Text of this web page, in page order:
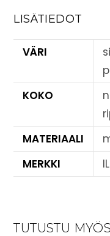
LISÄTIEDOT
VÄRI
KOKO
MATERIAALI
MERKKI
TUTUSTU MYÖS